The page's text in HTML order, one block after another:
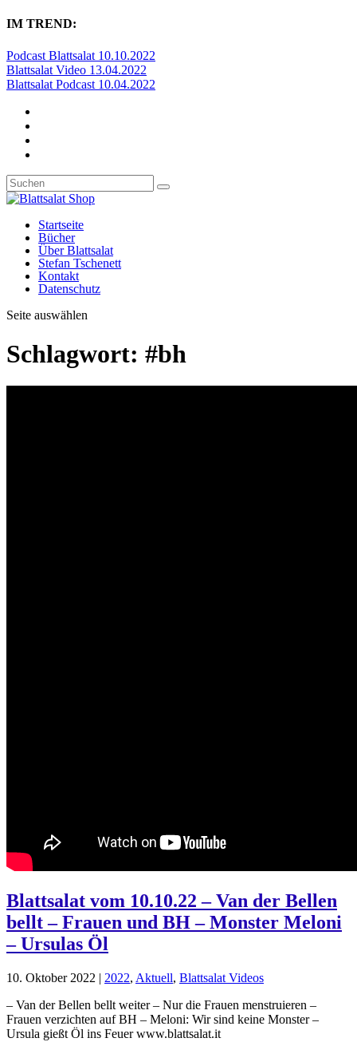
IM TREND:
Podcast Blattsalat 10.10.2022
Blattsalat Video 13.04.2022
Blattsalat Podcast 10.04.2022
Startseite
Bücher
Über Blattsalat
Stefan Tschenett
Kontakt
Datenschutz
Seite auswählen
Schlagwort: #bh
Blattsalat vom 10.10.22 – Van der Bellen
bellt – Frauen und BH – Monster Meloni
– Ursulas Öl
10. Oktober 2022 | 2022, Aktuell, Blattsalat Videos
– Van der Bellen bellt weiter – Nur die Frauen menstruieren –
Frauen verzichten auf BH – Meloni: Wir sind keine Monster –
Ursula gießt Öl ins Feuer www.blattsalat.it